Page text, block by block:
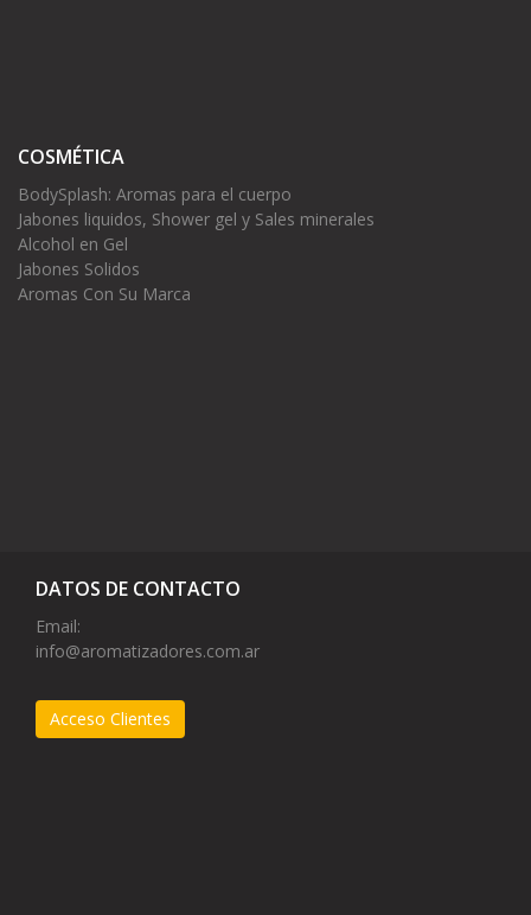
COSMÉTICA
BodySplash: Aromas para el cuerpo
Jabones liquidos, Shower gel y Sales minerales
Alcohol en Gel
Jabones Solidos
Aromas Con Su Marca
DATOS DE CONTACTO
Email:
info@aromatizadores.com.ar
Acceso Clientes